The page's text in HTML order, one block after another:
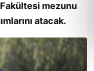
Fakültesi mezunu
atacak.